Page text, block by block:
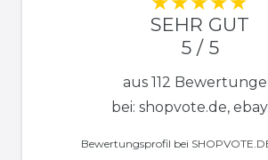
SEHR GUT
5 / 5
aus 112
bei: shopvote.de,
Bewertungsprofil bei